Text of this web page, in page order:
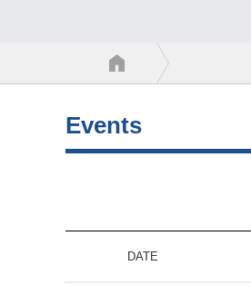
Events
DATE